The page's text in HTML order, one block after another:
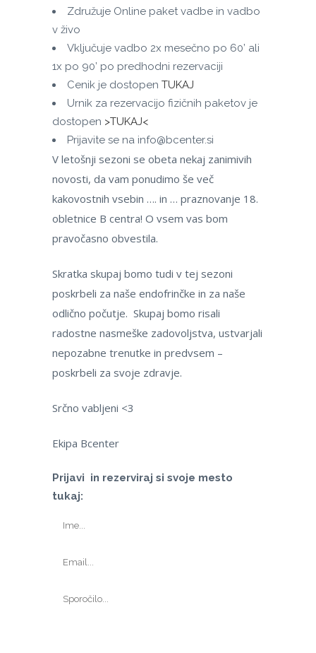
Združuje Online paket vadbe in vadbo
v živo
Vključuje vadbo 2x mesečno po 60’ ali
1x po 90’ po predhodni rezervaciji
Cenik je dostopen TUKAJ
Urnik za rezervacijo fizičnih paketov je
dostopen >TUKAJ<
Prijavite se na info@bcenter.si
V letošnji sezoni se obeta nekaj zanimivih
novosti, da vam ponudimo še več
kakovostnih vsebin …. in … praznovanje 18.
obletnice B centra! O vsem vas bom
pravočasno obvestila.
Skratka skupaj bomo tudi v tej sezoni
poskrbeli za naše endofrinčke in za naše
odlično počutje. Skupaj bomo risali
radostne nasmeške zadovoljstva, ustvarjali
nepozabne trenutke in predvsem –
poskrbeli za svoje zdravje.
Srčno vabljeni <3
Ekipa Bcenter
Prijavi in rezerviraj si svoje mesto
tukaj: